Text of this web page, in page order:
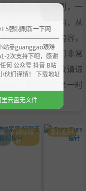
非法用途，否则，一
的24个小时之内，从
您喜欢该游戏内容，
正版服务。我们非常
们联系处理。敬请谅
，我们会在第一时
13491/。
鼠标指
针
鼠标指针
强制刷新一下网
站靠guanggao艰难
2次支持下吧，感谢
何 公众号 抖音 B站
伙们谨慎！ 下载地址
云盘无文件